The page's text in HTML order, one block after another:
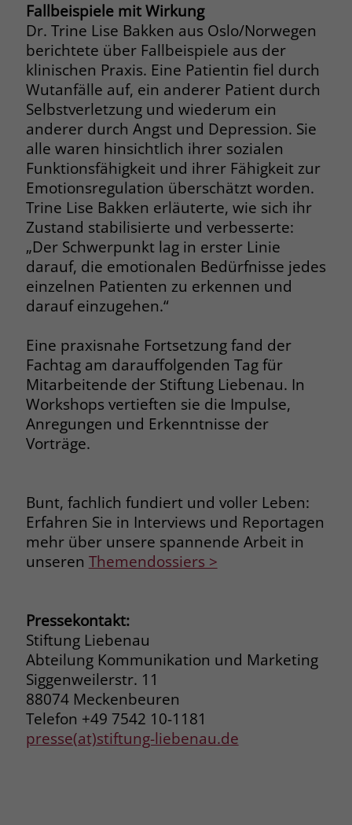
Fallbeispiele mit Wirkung
Dr. Trine Lise Bakken aus Oslo/Norwegen
berichtete über Fallbeispiele aus der
klinischen Praxis. Eine Patientin fiel durch
Wutanfälle auf, ein anderer Patient durch
Selbstverletzung und wiederum ein
anderer durch Angst und Depression. Sie
alle waren hinsichtlich ihrer sozialen
Funktionsfähigkeit und ihrer Fähigkeit zur
Emotionsregulation überschätzt worden.
Trine Lise Bakken erläuterte, wie sich ihr
Zustand stabilisierte und verbesserte:
„Der Schwerpunkt lag in erster Linie
darauf, die emotionalen Bedürfnisse jedes
einzelnen Patienten zu erkennen und
darauf einzugehen.“
Eine praxisnahe Fortsetzung fand der
Fachtag am darauffolgenden Tag für
Mitarbeitende der Stiftung Liebenau. In
Workshops vertieften sie die Impulse,
Anregungen und Erkenntnisse der
Vorträge.
Bunt, fachlich fundiert und voller Leben:
Erfahren Sie in Interviews und Reportagen
mehr über unsere spannende Arbeit in
unseren Themendossiers >
Pressekontakt:
Stiftung Liebenau
Abteilung Kommunikation und Marketing
Siggenweilerstr. 11
88074 Meckenbeuren
Telefon +49 7542 10-1181
presse(at)stiftung-liebenau.de